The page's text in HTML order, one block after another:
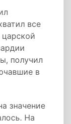
все
царской
получил
в
значение
На